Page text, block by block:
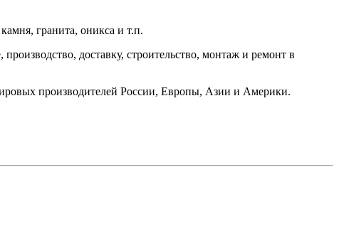
гранита, оникса и т.п.
доставку, строительство, монтаж и ремонт в
производителей России, Европы, Азии и Америки.